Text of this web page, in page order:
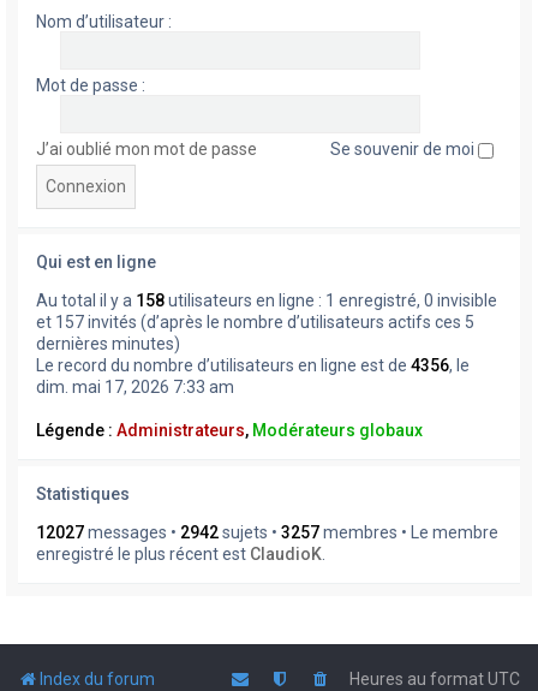
Nom d’utilisateur :
Mot de passe :
J’ai oublié mon mot de passe Se souvenir de moi
Qui est en ligne
Au total il y a 158utilisateurs en ligne : 1 enregistré, 0 invisible
et 157 invités (d’après le nombre d’utilisateurs actifs ces 5
dernières minutes)
Le record du nombre d’utilisateurs en ligne est de 4356, le
dim. mai 17, 2026 7:33 am
Légende : Administrateurs, Modérateurs globaux
Statistiques
12027messages • 2942sujets • 3257membres • Le membre
enregistré le plus récent est ClaudioK
Index du forum Heures au formatUTC